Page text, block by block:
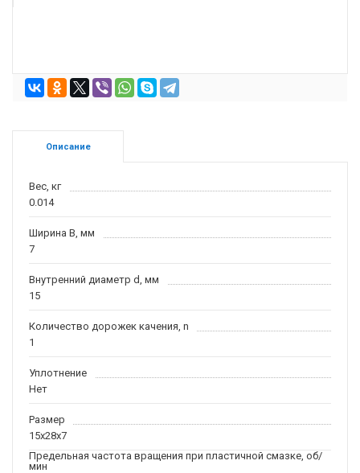
Описание
Вес, кг
0.014
Ширина B, мм
7
Внутренний диаметр d, мм
15
Количество дорожек качения, n
1
Уплотнение
Нет
Размер
15x28x7
Предельная частота вращения при пластичной смазке, об/
мин